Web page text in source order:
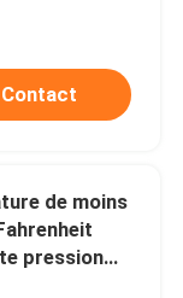
Contact
de moins
pression